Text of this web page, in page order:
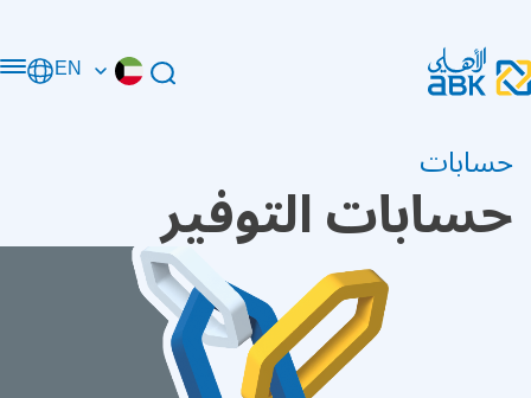
EN
حسابات
حسابات التوفير